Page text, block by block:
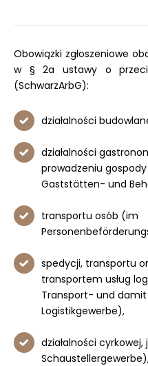
Obowiązki zgłoszeniowe
w § 2a ustawy o
(SchwarzArbG):
działalności
działalności
prowadzeniu
Gaststätten- und
transportu osób (im
spedycji, transportu
transportem usług
Transport- und
Logistikgewerbe),
działalności